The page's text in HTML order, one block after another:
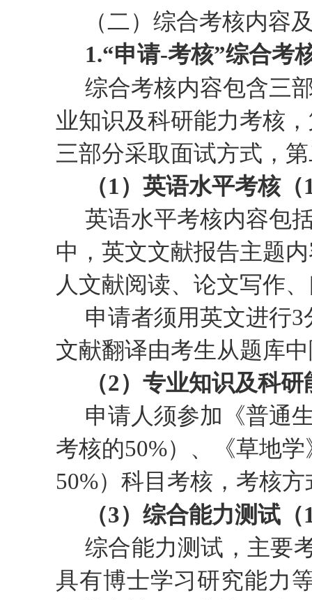
（二） 综合考核内容
1.“申请-考核”综合考
综合考核内容包含三
业知识及科研能力考核
三部分采取面试方式，
（1）英语水平考核（
英语水平考核内容包
中，英文文献报告主题
人文献阅读、论文写作
申请者须用英文进行3
文献翻译由考生从题库
（2） 专业知识及科研
申请人须参加《普通
考核的50%）、《草地
50%）科目考核，考核
（3）综合能力测试（
综合能力测试， 主要
具有博士学习研究能力